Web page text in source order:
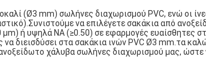
(Ø3 mm) σωλήνες διαχωρισμού PVC, ενώ οι
να επιλέγετε σακάκια από
ή υψηλά NA (≥0.50) σε εφαρμογές ευαίσθητες
διεισδύσει στα σακάκια ινών PVC Ø3 mm.τα
χάλυβα σωλήνες διαχωρισμού μας, ώστε